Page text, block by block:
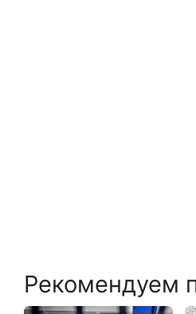
Рекомендуем